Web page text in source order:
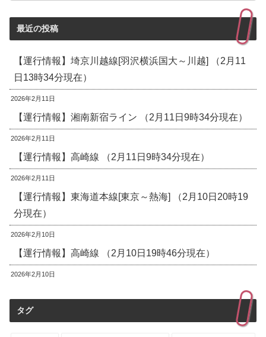
最近の投稿
【運行情報】埼京川越線[羽沢横浜国大～川越] （2月11
日13時34分現在）
2026年2月11日
【運行情報】湘南新宿ライン （2月11日9時34分現在）
2026年2月11日
【運行情報】高崎線 （2月11日9時34分現在）
2026年2月11日
【運行情報】東海道本線[東京～熱海] （2月10日20時19
分現在）
2026年2月10日
【運行情報】高崎線 （2月10日19時46分現在）
2026年2月10日
タグ